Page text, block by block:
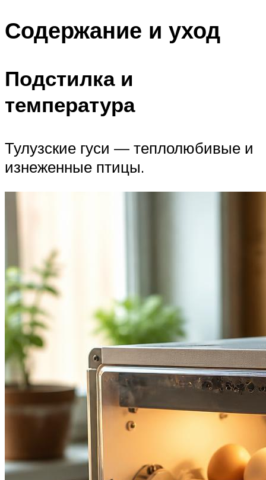
Содержание и уход
Подстилка и
температура
Тулузские гуси — теплолюбивые и
изнеженные птицы.